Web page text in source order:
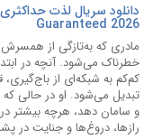
Guaranteed 2026
مادری که به‌تازگی از همسرش
خطرناک می‌شود. آنچه در
کم‌کم به شبکه‌ای از
تبدیل می‌شود. او در حالی
و سامان دهد، هرچه بیشتر
رازها، دروغ‌ها و جنایت در